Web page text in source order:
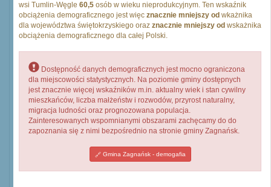
wsi Tumlin-Węgle 60,5 osób w wieku nieprodukcyjnym. Ten wskaźnik
obciążenia demograficznego jest więc znacznie mniejszy od wkażnika
dla województwa świętokrzyskiego oraz znacznie mniejszy od wskażnika
obciążenia demograficznego dla całej Polski.
Dostępność danych demograficznych jest mocno ograniczona
dla miejscowości statystycznych. Na poziomie gminy dostępnych
jest znacznie więcej wskaźników m.in. aktualny wiek i stan cywilny
mieszkańców, liczba małżeństw i rozwodów, przyrost naturalny,
migracja ludności oraz prognozowana populacja.
Zainteresowanych wspomnianymi obszarami zachęcamy do do
zapoznania się z nimi bezpośrednio na stronie gminy Zagnańsk.
Gmina Zagnańsk - demogafia